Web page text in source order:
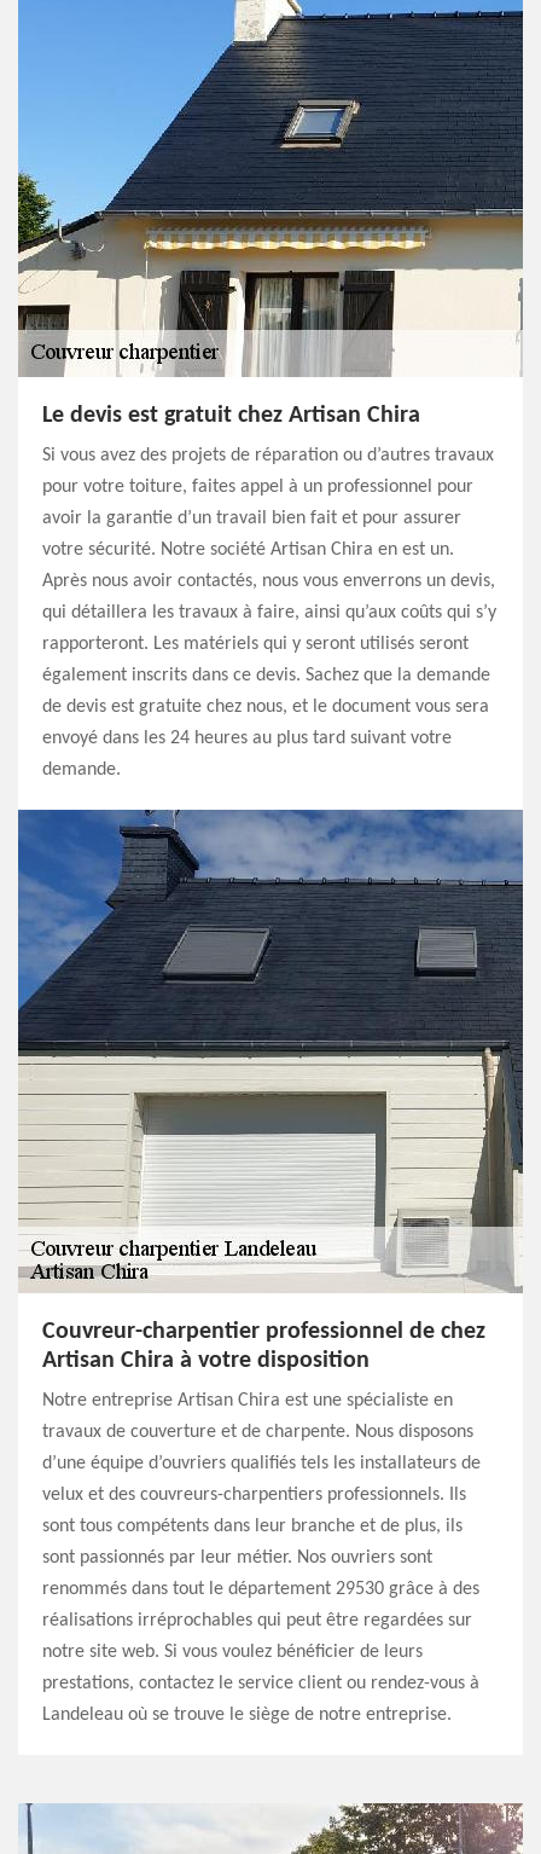
Le devis est gratuit chez Artisan Chira
Si vous avez des projets de réparation ou d’autres travaux
pour votre toiture, faites appel à un professionnel pour
avoir la garantie d’un travail bien fait et pour assurer
votre sécurité. Notre société Artisan Chira en est un.
Après nous avoir contactés, nous vous enverrons un devis,
qui détaillera les travaux à faire, ainsi qu’aux coûts qui s’y
rapporteront. Les matériels qui y seront utilisés seront
également inscrits dans ce devis. Sachez que la demande
de devis est gratuite chez nous, et le document vous sera
envoyé dans les 24 heures au plus tard suivant votre
demande.
Couvreur-charpentier professionnel de chez
Artisan Chira à votre disposition
Notre entreprise Artisan Chira est une spécialiste en
travaux de couverture et de charpente. Nous disposons
d’une équipe d’ouvriers qualifiés tels les installateurs de
velux et des couvreurs-charpentiers professionnels. Ils
sont tous compétents dans leur branche et de plus, ils
sont passionnés par leur métier. Nos ouvriers sont
renommés dans tout le département 29530 grâce à des
réalisations irréprochables qui peut être regardées sur
notre site web. Si vous voulez bénéficier de leurs
prestations, contactez le service client ou rendez-vous à
Landeleau où se trouve le siège de notre entreprise.